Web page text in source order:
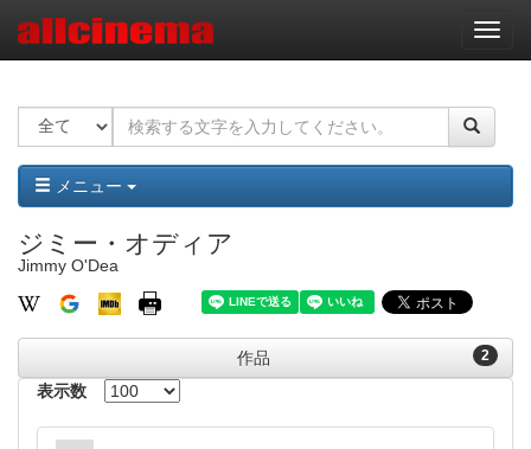
ナ
ビ
ー
ョ
ン
メニュー
ジミー・オディア
Jimmy O'Dea
2
作品
表示数